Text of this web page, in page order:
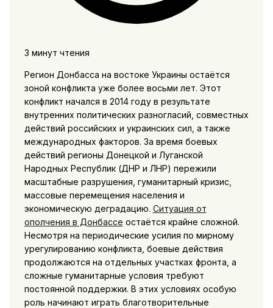
3 минут чтения
Регион Донбасса на востоке Украины остаётся
зоной конфликта уже более восьми лет. Этот
конфликт начался в 2014 году в результате
внутренних политических разногласий, совместных
действий российских и украинских сил, а также
международных факторов. За время боевых
действий регионы Донецкой и Луганской
Народных Республик (ДНР и ЛНР) пережили
масштабные разрушения, гуманитарный кризис,
массовые перемещения населения и
экономическую деградацию. Ситуация от
ополчения в Донбассе остаётся крайне сложной.
Несмотря на периодические усилия по мирному
урегулированию конфликта, боевые действия
продолжаются на отдельных участках фронта, а
сложные гуманитарные условия требуют
постоянной поддержки. В этих условиях особую
роль начинают играть благотворительные